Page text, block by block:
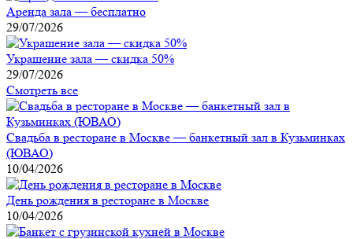
Аренда зала — бесплатно
29/07/2026
Украшение зала — скидка 50%
29/07/2026
Смотреть все
Свадьба в ресторане в Москве — банкетный зал в Кузьминках
(ЮВАО)
10/04/2026
День рождения в ресторане в Москве
10/04/2026